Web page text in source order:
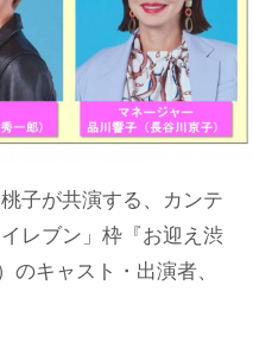
子が共演する、カンテ
レブン」枠『お迎え渋
キャスト・出演者、